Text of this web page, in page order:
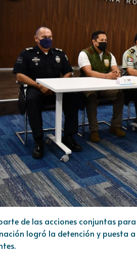
de las acciones conjuntas
logró la detención y puesta